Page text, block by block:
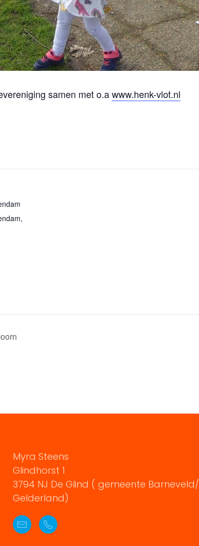
samen met o.awww.henk-vlot.nl
,
Myra Steens
Glindhorst 1
3794 NJ De Glind ( gemeente Barneveld/
Gelderland)